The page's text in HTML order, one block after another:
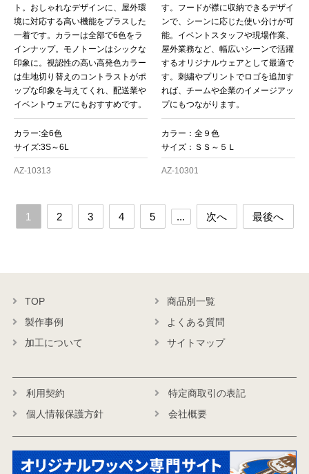
ト。おしゃれなデザインに、屋外環
境に対応する高い機能をプラスした
一着です。カラーは全部で6色をラ
インナップ。モノトーンはシックな
印象に。視認性の高い高発色カラー
は生地切り替えのコントラストがポ
ップな印象を与えてくれ、配送業や
イベントウェアにもおすすめです。
カラー:全6色
サイズ:3S～6L
AZ-10313
す。フードが襟に収納できるデザイ
ンで、シーンに応じた使い分けが可
能。イベントスタッフや現場作業、
屋外業務など、幅広いシーンで活躍
するオリジナルウェアとして最適で
す。刺繍やプリントでロゴを追加す
れば、チームや企業のイメージアッ
プにもつながります。
カラー：全９色
サイズ：ＳＳ～５Ｌ
AZ-10301
1 2 3 4 5 ... 次へ 最後へ
TOP
商品別一覧
製作事例
よくある質問
加工について
サイトマップ
利用契約
特定商取引の表記
個人情報保護方針
会社概要